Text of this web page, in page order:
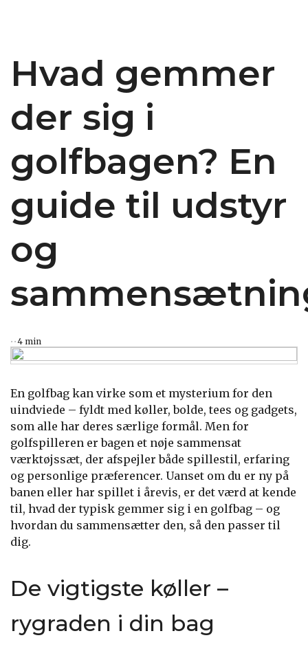
Hvad gemmer
der sig i
golfbagen? En
guide til udstyr
og
4 min
En golfbag kan virke som et mysterium for den
uindviede – fyldt med køller, bolde, tees og gadgets,
som alle har deres særlige formål. Men for
golfspilleren er bagen et nøje sammensat
værktøjssæt, der afspejler både spillestil, erfaring
og personlige præferencer. Uanset om du er ny på
banen eller har spillet i årevis, er det værd at kende
til, hvad der typisk gemmer sig i en golfbag – og
hvordan du sammensætter den, så den passer til
dig.
De vigtigste køller –
rygraden i din bag